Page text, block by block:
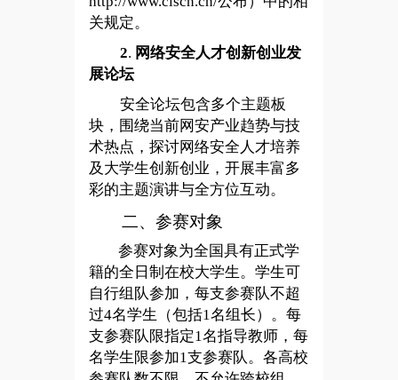
关规定。
2. 网络安全人才创新创业发
展论坛
安全论坛包含多个主题板
块，围绕当前网安产业趋势与技
术热点，探讨网络安全人才培养
及大学生创新创业，开展丰富多
彩的主题演讲与全方位互动。
二、参赛对象
参赛对象为全国具有正式学
籍的全日制在校大学生。学生可
自行组队参加，每支参赛队不超
过4名学生（包括1名组长）。每
支参赛队限指定1名指导教师，每
名学生限参加1支参赛队。各高校